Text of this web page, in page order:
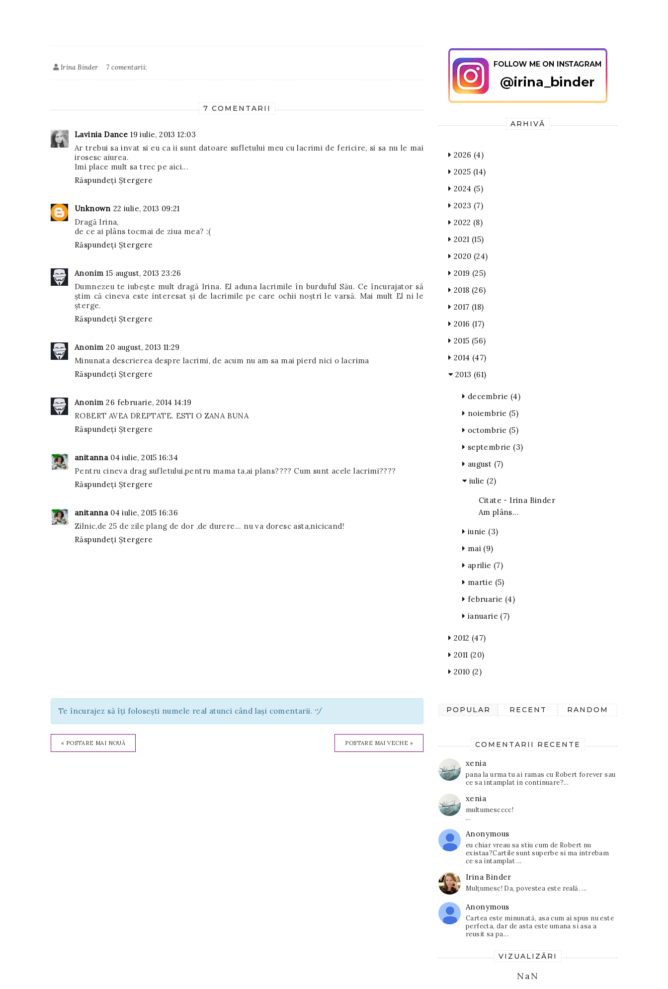
Irina Binder 7 comentarii:
7 COMENTARII
Lavinia Dance 19 iulie, 2013 12:03
Ar trebui sa invat si eu ca ii sunt datoare sufletului meu cu lacrimi de fericire, si sa nu le mai
irosesc aiurea.
Imi place mult sa trec pe aici...
Răspundeți Ștergere
Unknown 22 iulie, 2013 09:21
Dragă Irina,
de ce ai plâns tocmai de ziua mea? :(
Răspundeți Ștergere
Anonim 15 august, 2013 23:26
Dumnezeu te iubește mult dragă Irina. El aduna lacrimile în burduful Său. Ce încurajator să
știm că cineva este interesat și de lacrimile pe care ochii noștri le varsă. Mai mult El ni le
șterge.
Răspundeți Ștergere
Anonim 20 august, 2013 11:29
Minunata descrierea despre lacrimi, de acum nu am sa mai pierd nici o lacrima
Răspundeți Ștergere
Anonim 26 februarie, 2014 14:19
ROBERT AVEA DREPTATE. ESTI O ZANA BUNA
Răspundeți Ștergere
anitanna 04 iulie, 2015 16:34
Pentru cineva drag sufletului,pentru mama ta,ai plans???? Cum sunt acele lacrimi????
Răspundeți Ștergere
anitanna 04 iulie, 2015 16:36
Zilnic,de 25 de zile plang de dor ,de durere... nu va doresc asta,nicicand!
Răspundeți Ștergere
Te încurajez să îți folosești numele real atunci când lași comentarii. ヅ
« POSTARE MAI NOUĂ POSTARE MAI VECHE »
ARHIVĂ
2026 (4)
2025 (14)
2024 (5)
2023 (7)
2022 (8)
2021 (15)
2020 (24)
2019 (25)
2018 (26)
2017 (18)
2016 (17)
2015 (56)
2014 (47)
2013 (61)
decembrie (4)
noiembrie (5)
octombrie (5)
septembrie (3)
august (7)
iulie (2)
Citate - Irina Binder
Am plâns...
iunie (3)
mai (9)
aprilie (7)
martie (5)
februarie (4)
ianuarie (7)
2012 (47)
2011 (20)
2010 (2)
POPULAR RECENT RANDOM
COMENTARII RECENTE
xenia
pana la urma tu ai ramas cu Robert forever sau
ce sa intamplat in continuare?...
xenia
multumescccc!
...
Anonymous
eu chiar vreau sa stiu cum de Robert nu
existaa?Cartile sunt superbe si ma intrebam
ce sa intamplat ...
Irina Binder
Mulțumesc! Da, povestea este reală. ...
Anonymous
Cartea este minunată, asa cum ai spus nu este
perfecta, dar de asta este umana si asa a
reusit sa pa...
VIZUALIZĂRI
NaN